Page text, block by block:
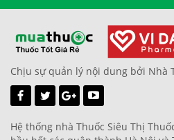
Chịu sự quản lý nội dung bởi Nhà
Hệ thống nhà Thuốc Siêu Thị